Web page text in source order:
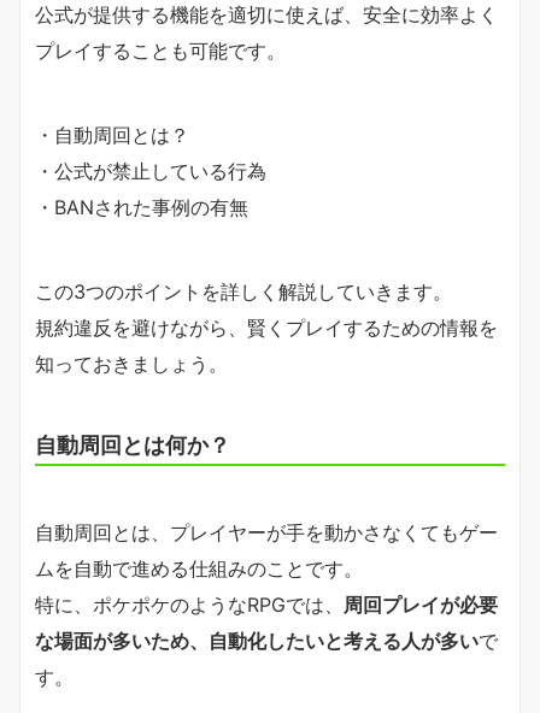
公式が提供する機能を適切に使えば、安全に効率よく
プレイすることも可能です。
・自動周回とは？
・公式が禁止している行為
・BANされた事例の有無
この3つのポイントを詳しく解説していきます。
規約違反を避けながら、賢くプレイするための情報を
知っておきましょう。
自動周回とは何か？
自動周回とは、プレイヤーが手を動かさなくてもゲー
ムを自動で進める仕組みのことです。
特に、ポケポケのようなRPGでは、 周回プレイが必要
な場面が多いため、自動化したいと考える人が多いで
す。